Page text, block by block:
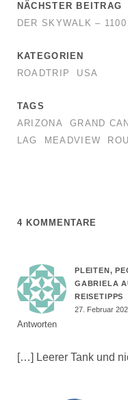
NÄCHSTER BEITRAG
DER SKYWALK –
KATEGORIEN
ROADTRIP
USA
TAGS
ARIZONA
GRAND
LAG
MEADVIEW
4 KOMMENTARE
PLEITEN,
GABRIELA
REISETIPPS
27. Februar
Antworten
[…] Leerer Tank und